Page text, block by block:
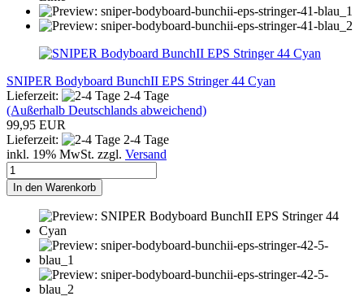
SNIPER Bodyboard BunchII EPS Stringer 44 Cyan
Lieferzeit:
2-4 Tage
(Außerhalb Deutschlands abweichend)
99,95 EUR
Lieferzeit:
2-4 Tage
inkl. 19% MwSt. zzgl. Versand
In den Warenkorb